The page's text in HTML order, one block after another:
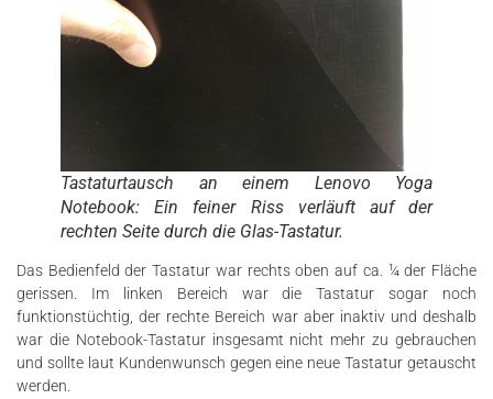
Tastaturtausch an einem Lenovo Yoga
Notebook: Ein feiner Riss verläuft auf der
rechten Seite durch die Glas-Tastatur.
Das Bedienfeld der Tastatur war rechts oben auf ca. ¼ der Fläche
gerissen. Im linken Bereich war die Tastatur sogar noch
funktionstüchtig, der rechte Bereich war aber inaktiv und deshalb
war die Notebook-Tastatur insgesamt nicht mehr zu gebrauchen
und sollte laut Kundenwunsch gegen eine neue Tastatur getauscht
werden.